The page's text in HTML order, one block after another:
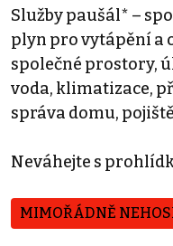
Služby paušál* –
plyn pro vytápění a
společné prostory,
voda, klimatizace,
správa domu,
Neváhejte s
MIMOŘÁDNĚ